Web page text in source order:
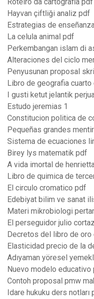
Roteiro da cartografia pdf
Hayvan çiftliği analiz pdf
Estrategias de
La celula animal pdf
Perkembangan islam di
Alteraciones del ciclo
Penyusunan proposal
Libro de geografia
I gusti ketut jelantik
Estudo jeremias 1
Constitucion politica de
Pequeñas grandes
Sistema de ecuaciones
Birey lys matematik pdf
A vida imortal de
Libro de quimica de
El circulo cromatico pdf
Edebiyat bilim ve sanat
Materi mikrobiologi
El perseguidor julio
Decretos del libro de oro
Elasticidad precio de la
Adıyaman yöresel
Nuevo modelo
Contoh proposal pmw
Idare hukuku ders notları